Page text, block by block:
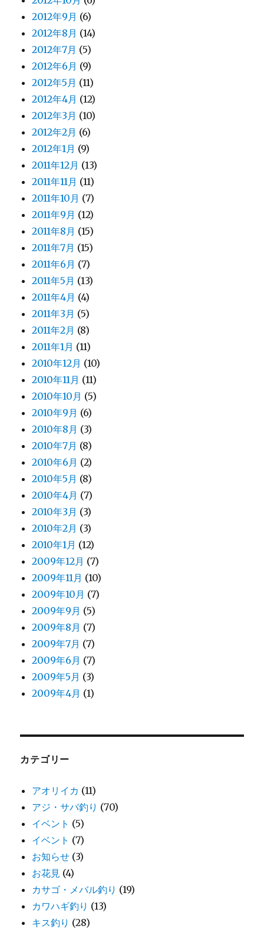
2012年9月 (6)
2012年8月 (14)
2012年7月 (5)
2012年6月 (9)
2012年5月 (11)
2012年4月 (12)
2012年3月 (10)
2012年2月 (6)
2012年1月 (9)
2011年12月 (13)
2011年11月 (11)
2011年10月 (7)
2011年9月 (12)
2011年8月 (15)
2011年7月 (15)
2011年6月 (7)
2011年5月 (13)
2011年4月 (4)
2011年3月 (5)
2011年2月 (8)
2011年1月 (11)
2010年12月 (10)
2010年11月 (11)
2010年10月 (5)
2010年9月 (6)
2010年8月 (3)
2010年7月 (8)
2010年6月 (2)
2010年5月 (8)
2010年4月 (7)
2010年3月 (3)
2010年2月 (3)
2010年1月 (12)
2009年12月 (7)
2009年11月 (10)
2009年10月 (7)
2009年9月 (5)
2009年8月 (7)
2009年7月 (7)
2009年6月 (7)
2009年5月 (3)
2009年4月 (1)
カテゴリー
アオリイカ (11)
アジ・サバ釣り (70)
イベント (5)
イベント (7)
お知らせ (3)
お花見 (4)
カサゴ・メバル釣り (19)
カワハギ釣り (13)
キス釣り (28)